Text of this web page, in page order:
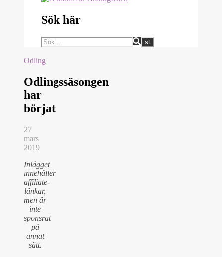
Sök här
Odling
Odlingssäsongen
har
börjat
27
mars
2019
Inlägget
innehåller
affiliate-
länkar,
men är
inte
sponsrat
på
annat
sätt.